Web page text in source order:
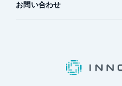
お問い合わせ